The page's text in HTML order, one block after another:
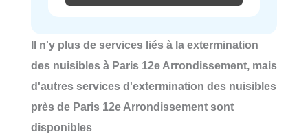
Il n'y plus de services liés à la extermination
des nuisibles à Paris 12e Arrondissement, mais
d'autres services d'extermination des nuisibles
près de Paris 12e Arrondissement sont
disponibles